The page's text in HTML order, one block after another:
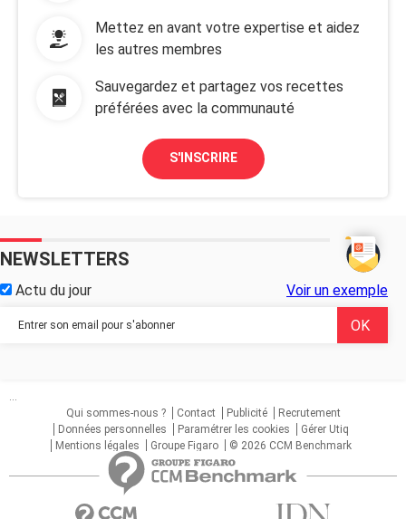
Mettez en avant votre expertise et aidez
les autres membres
Sauvegardez et partagez vos recettes
préférées avec la communauté
S'INSCRIRE
NEWSLETTERS
Actu du jour Voir un exemple
...
Qui sommes-nous ?
Contact Publicité
Recrutement
Données personnelles
Paramétrer les cookies
Gérer Utiq
Mentions légales
Groupe Figaro © 2026 CCM Benchmark